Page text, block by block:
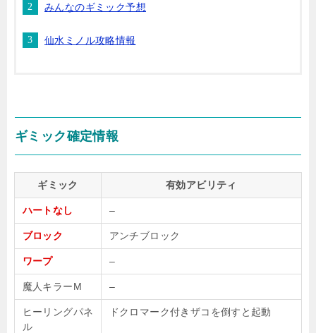
みんなのギミック予想
仙水ミノル攻略情報
ギミック確定情報
ギミック 有効アビリティ
ハートなし –
ブロック アンチブロック
ワープ –
魔人キラーM –
ヒーリングパネ
ル
ドクロマーク付きザコを倒すと起動